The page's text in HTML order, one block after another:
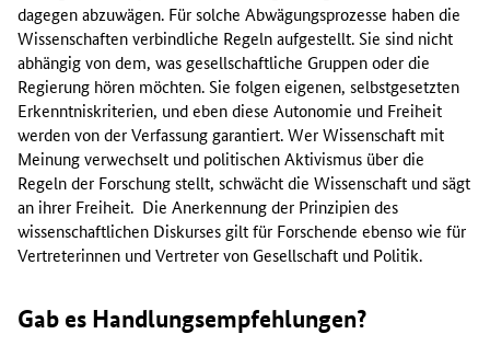
dagegen abzuwägen. Für solche Abwägungsprozesse haben die
Wissenschaften verbindliche Regeln aufgestellt. Sie sind nicht
abhängig von dem, was gesellschaftliche Gruppen oder die
Regierung hören möchten. Sie folgen eigenen, selbstgesetzten
Erkenntniskriterien, und eben diese Autonomie und Freiheit
werden von der Verfassung garantiert. Wer Wissenschaft mit
Meinung verwechselt und politischen Aktivismus über die
Regeln der Forschung stellt, schwächt die Wissenschaft und sägt
an ihrer Freiheit. Die Anerkennung der Prinzipien des
wissenschaftlichen Diskurses gilt für Forschende ebenso wie für
Vertreterinnen und Vertreter von Gesellschaft und Politik.
Gab es Handlungsempfehlungen?